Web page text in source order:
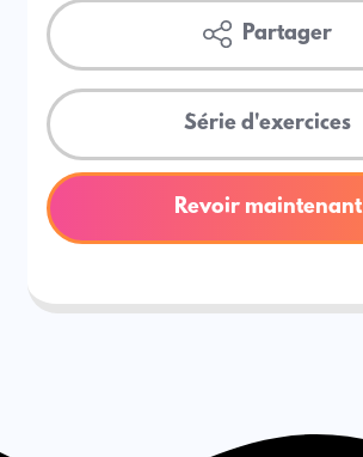
Partager
Série d'exercices
Revoir maintenant